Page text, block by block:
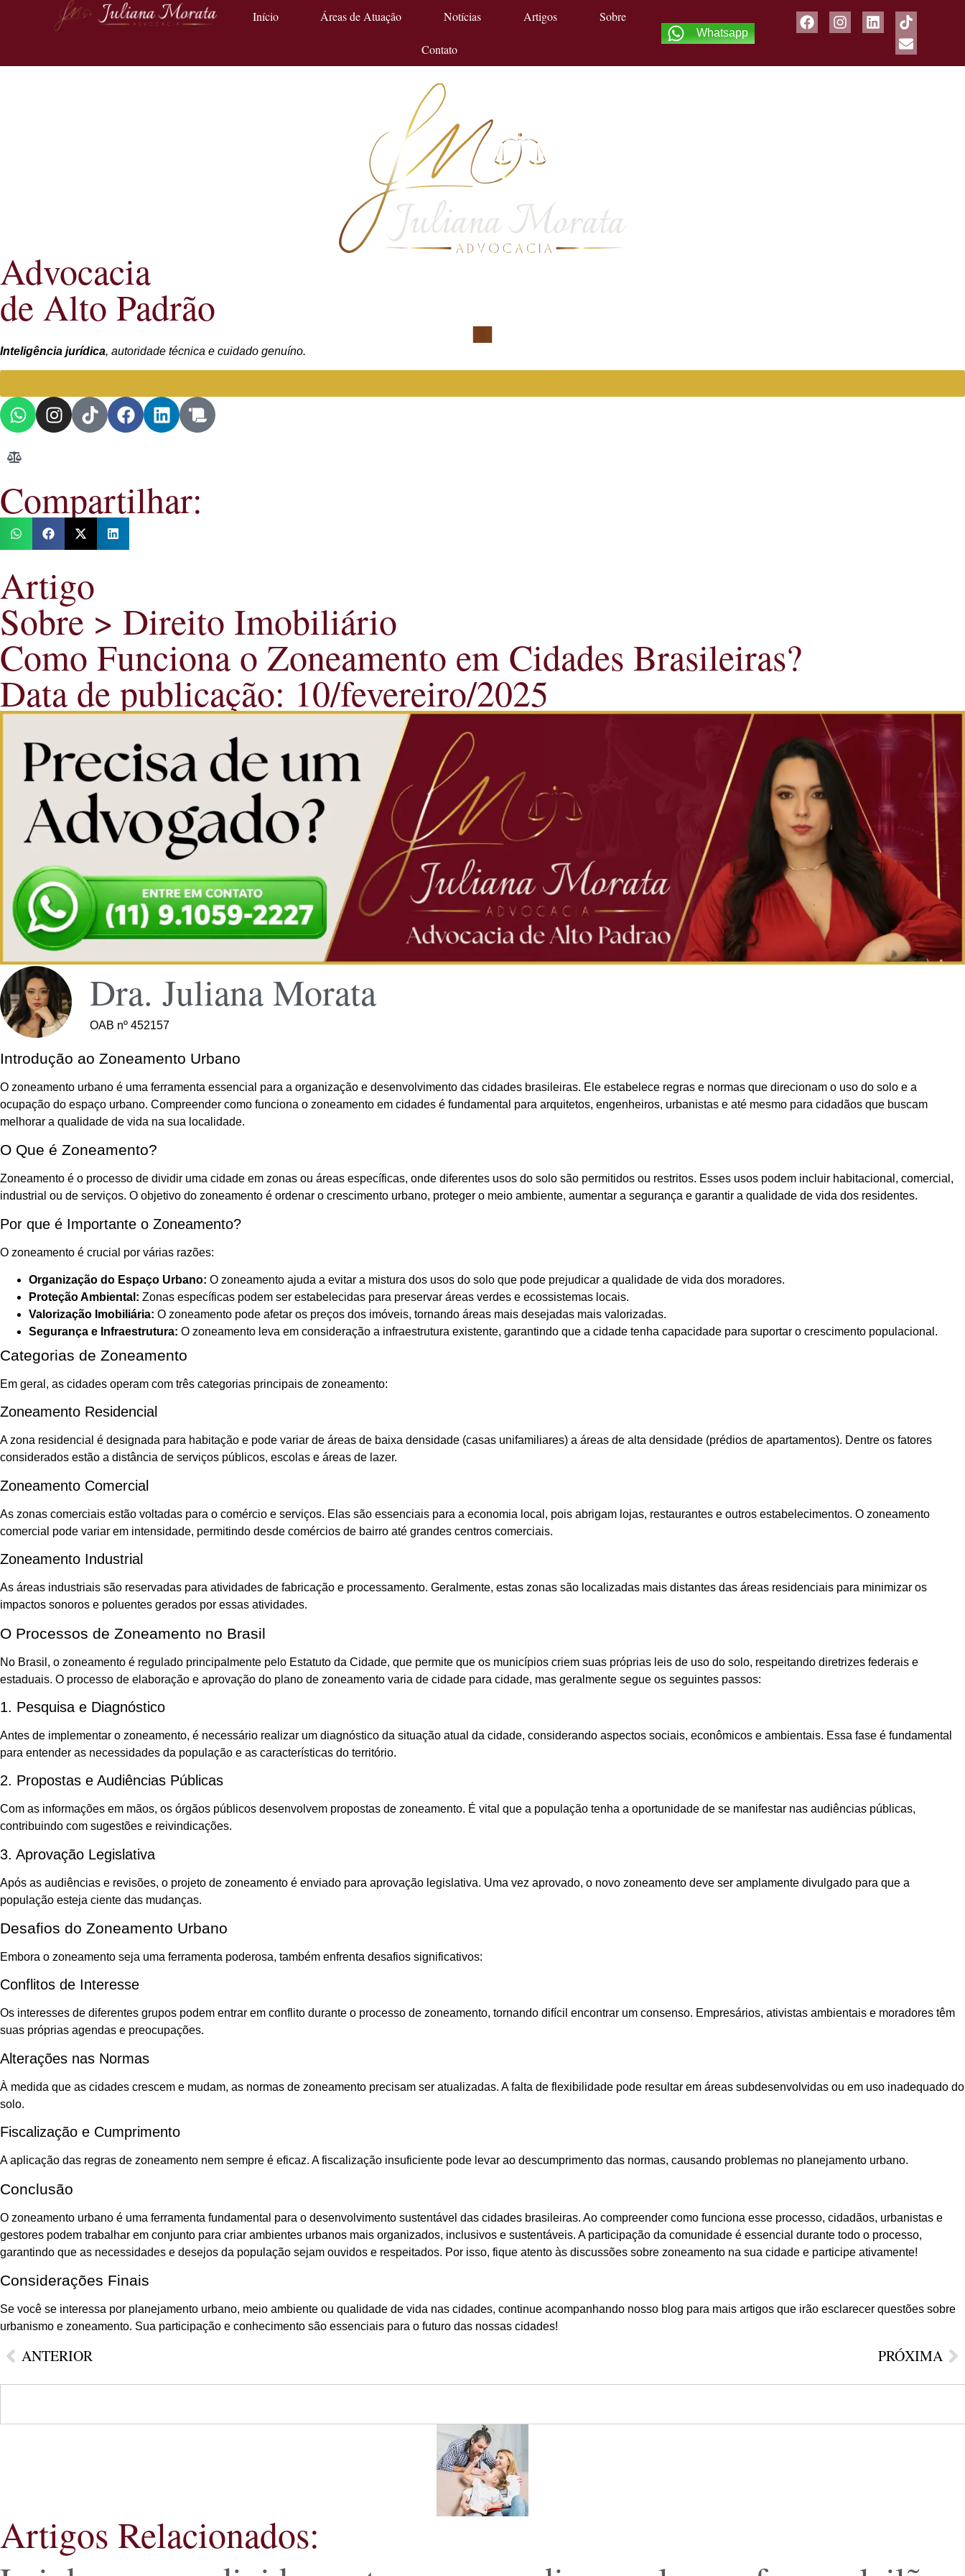
Início Áreas de Atuação Notícias Artigos Sobre
Contato
Whatsapp
Advocacia
de Alto Padrão
Inteligência jurídica, autoridade técnica e cuidado genuíno.
Compartilhar:
Artigo
Sobre > Direito Imobiliário
Como Funciona o Zoneamento em Cidades Brasileiras?
Data de publicação: 10/fevereiro/2025
Dra. Juliana Morata
OAB nº 452157
Introdução ao Zoneamento Urbano
O zoneamento urbano é uma ferramenta essencial para a organização e desenvolvimento das cidades brasileiras. Ele estabelece regras e normas que direcionam o uso do solo e a
ocupação do espaço urbano. Compreender como funciona o zoneamento em cidades é fundamental para arquitetos, engenheiros, urbanistas e até mesmo para cidadãos que buscam
melhorar a qualidade de vida na sua localidade.
O Que é Zoneamento?
Zoneamento é o processo de dividir uma cidade em zonas ou áreas específicas, onde diferentes usos do solo são permitidos ou restritos. Esses usos podem incluir habitacional, comercial,
industrial ou de serviços. O objetivo do zoneamento é ordenar o crescimento urbano, proteger o meio ambiente, aumentar a segurança e garantir a qualidade de vida dos residentes.
Por que é Importante o Zoneamento?
O zoneamento é crucial por várias razões:
Organização do Espaço Urbano: O zoneamento ajuda a evitar a mistura dos usos do solo que pode prejudicar a qualidade de vida dos moradores.
Proteção Ambiental: Zonas específicas podem ser estabelecidas para preservar áreas verdes e ecossistemas locais.
Valorização Imobiliária: O zoneamento pode afetar os preços dos imóveis, tornando áreas mais desejadas mais valorizadas.
Segurança e Infraestrutura: O zoneamento leva em consideração a infraestrutura existente, garantindo que a cidade tenha capacidade para suportar o crescimento populacional.
Categorias de Zoneamento
Em geral, as cidades operam com três categorias principais de zoneamento:
Zoneamento Residencial
A zona residencial é designada para habitação e pode variar de áreas de baixa densidade (casas unifamiliares) a áreas de alta densidade (prédios de apartamentos). Dentre os fatores
considerados estão a distância de serviços públicos, escolas e áreas de lazer.
Zoneamento Comercial
As zonas comerciais estão voltadas para o comércio e serviços. Elas são essenciais para a economia local, pois abrigam lojas, restaurantes e outros estabelecimentos. O zoneamento
comercial pode variar em intensidade, permitindo desde comércios de bairro até grandes centros comerciais.
Zoneamento Industrial
As áreas industriais são reservadas para atividades de fabricação e processamento. Geralmente, estas zonas são localizadas mais distantes das áreas residenciais para minimizar os
impactos sonoros e poluentes gerados por essas atividades.
O Processos de Zoneamento no Brasil
No Brasil, o zoneamento é regulado principalmente pelo Estatuto da Cidade, que permite que os municípios criem suas próprias leis de uso do solo, respeitando diretrizes federais e
estaduais. O processo de elaboração e aprovação do plano de zoneamento varia de cidade para cidade, mas geralmente segue os seguintes passos:
1. Pesquisa e Diagnóstico
Antes de implementar o zoneamento, é necessário realizar um diagnóstico da situação atual da cidade, considerando aspectos sociais, econômicos e ambientais. Essa fase é fundamental
para entender as necessidades da população e as características do território.
2. Propostas e Audiências Públicas
Com as informações em mãos, os órgãos públicos desenvolvem propostas de zoneamento. É vital que a população tenha a oportunidade de se manifestar nas audiências públicas,
contribuindo com sugestões e reivindicações.
3. Aprovação Legislativa
Após as audiências e revisões, o projeto de zoneamento é enviado para aprovação legislativa. Uma vez aprovado, o novo zoneamento deve ser amplamente divulgado para que a
população esteja ciente das mudanças.
Desafios do Zoneamento Urbano
Embora o zoneamento seja uma ferramenta poderosa, também enfrenta desafios significativos:
Conflitos de Interesse
Os interesses de diferentes grupos podem entrar em conflito durante o processo de zoneamento, tornando difícil encontrar um consenso. Empresários, ativistas ambientais e moradores têm
suas próprias agendas e preocupações.
Alterações nas Normas
À medida que as cidades crescem e mudam, as normas de zoneamento precisam ser atualizadas. A falta de flexibilidade pode resultar em áreas subdesenvolvidas ou em uso inadequado do
solo.
Fiscalização e Cumprimento
A aplicação das regras de zoneamento nem sempre é eficaz. A fiscalização insuficiente pode levar ao descumprimento das normas, causando problemas no planejamento urbano.
Conclusão
O zoneamento urbano é uma ferramenta fundamental para o desenvolvimento sustentável das cidades brasileiras. Ao compreender como funciona esse processo, cidadãos, urbanistas e
gestores podem trabalhar em conjunto para criar ambientes urbanos mais organizados, inclusivos e sustentáveis. A participação da comunidade é essencial durante todo o processo,
garantindo que as necessidades e desejos da população sejam ouvidos e respeitados. Por isso, fique atento às discussões sobre zoneamento na sua cidade e participe ativamente!
Considerações Finais
Se você se interessa por planejamento urbano, meio ambiente ou qualidade de vida nas cidades, continue acompanhando nosso blog para mais artigos que irão esclarecer questões sobre
urbanismo e zoneamento. Sua participação e conhecimento são essenciais para o futuro das nossas cidades!
ANTERIOR PRÓXIMA
Artigos Relacionados: